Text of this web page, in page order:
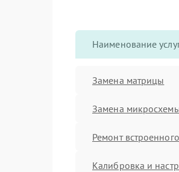
Наименование
Замена матрицы
Замена
Ремонт
Калибровка и